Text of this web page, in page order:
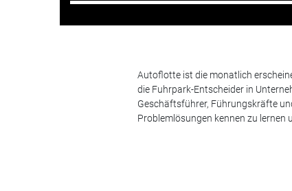
Autoflotte ist die monatlich
die Fuhrpark-Entscheider in
Geschäftsführer, Führungskräfte
Problemlösungen kennen zu lernen